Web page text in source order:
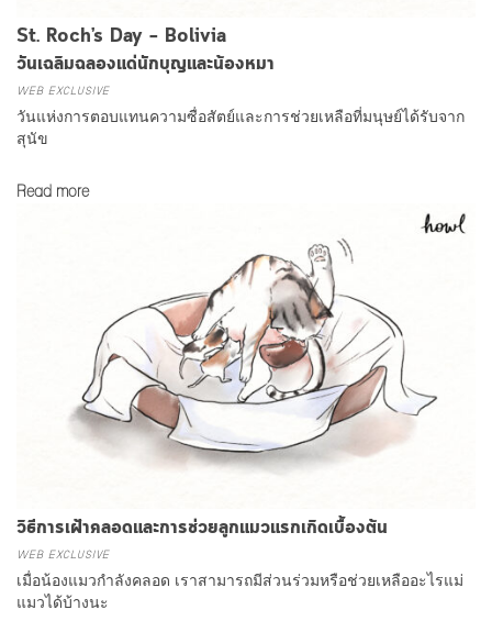
St. Roch’s Day – Bolivia
วันเฉลิมฉลองแด่นักบุญและน้องหมา
WEB EXCLUSIVE
วันแห่งการตอบแทนความซื่อสัตย์และการช่วยเหลือที่มนุษย์ได้รับจาก
สุนัข
Read more
วิธีการเฝ้าคลอดและการช่วยลูกแมวแรกเกิดเบื้องต้น
WEB EXCLUSIVE
เมื่อน้องแมวกำลังคลอด เราสามารถมีส่วนร่วมหรือช่วยเหลืออะไรแม่
แมวได้บ้างนะ